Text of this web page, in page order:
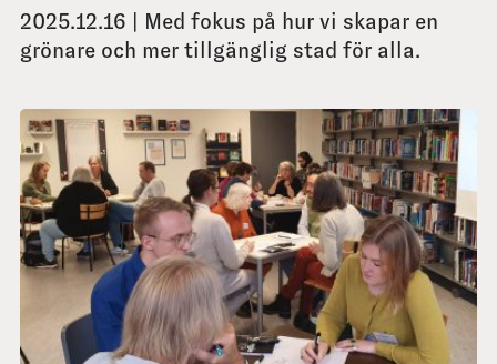
2025.12.16 | Med fokus på hur vi skapar en
grönare och mer tillgänglig stad för alla.